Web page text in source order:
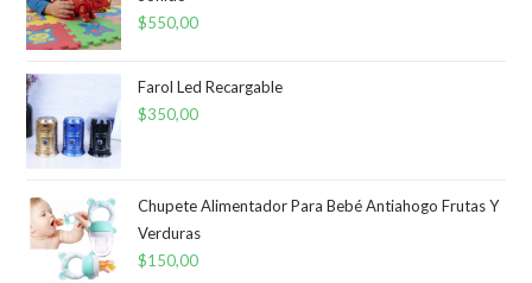
$550,00
Farol Led Recargable
$350,00
Chupete Alimentador Para Bebé Antiahogo Frutas Y
Verduras
$150,00